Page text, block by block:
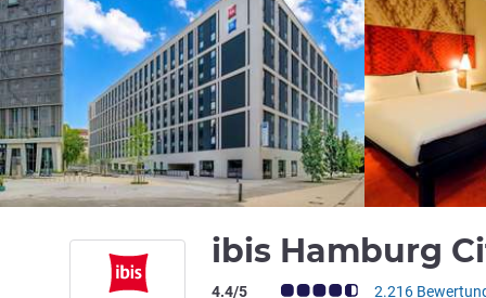
ibis Hamburg
Note Kundenmeinungen (Bewertung
4.4/5 2.216